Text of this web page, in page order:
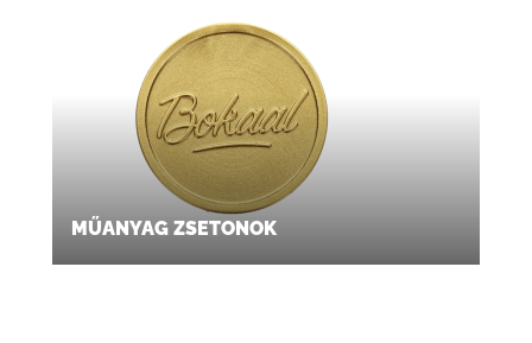
MŰANYAG ZSETONOK